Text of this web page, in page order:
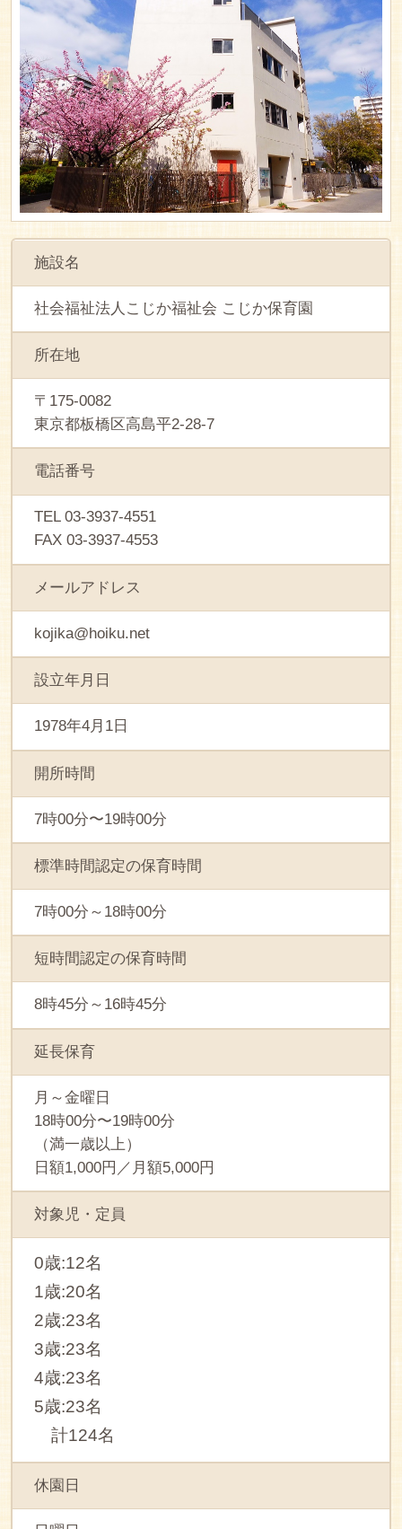
施設名
社会福祉法人こじか福祉会 こじか保育園
所在地
〒175-0082
東京都板橋区高島平2-28-7
電話番号
TEL 03-3937-4551
FAX 03-3937-4553
メールアドレス
kojika@hoiku.net
設立年月日
1978年4月1日
開所時間
7時00分〜19時00分
標準時間認定の保育時間
7時00分～18時00分
短時間認定の保育時間
8時45分～16時45分
延長保育
月～金曜日
18時00分〜19時00分
（満一歳以上）
日額1,000円／月額5,000円
対象児・定員
0歳:12名
1歳:20名
2歳:23名
3歳:23名
4歳:23名
5歳:23名
計124名
休園日